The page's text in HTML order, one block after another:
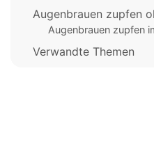
Augenbrauen zupfen
Augenbrauen zupfen
Verwandte Themen